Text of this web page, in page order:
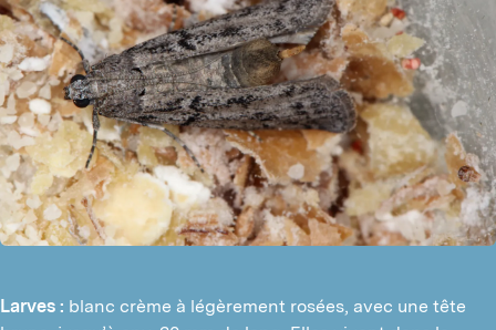
Larves : blanc crème à légèrement rosées, avec une tête